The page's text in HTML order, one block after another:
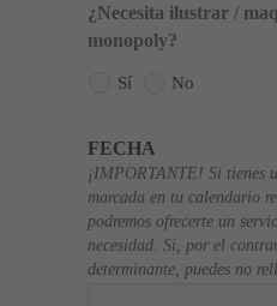
¿Necesita ilustrar /
monopoly?
Sí No
FECHA
¡IMPORTANTE! Si tienes
marcada en tu calendario
podremos ofrecerte un
necesidad. Si, por el
determinante, puedes no